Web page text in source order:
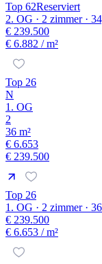
Top 62Reserviert
2. OG · 2 zimmer ·
€ 239.500
€ 6.882 / m²
Top 26
N
1. OG
2
36 m²
€ 6.653
€ 239.500
Top 26
1. OG · 2 zimmer ·
€ 239.500
€ 6.653 / m²